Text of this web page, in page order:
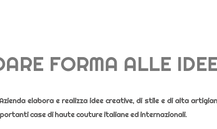
FORMA ALLE
Azienda elabora e realizza idee creative, di stile e di alta
case di haute couture italiane ed internazionali.